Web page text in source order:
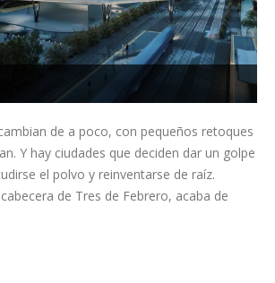
de a poco, con pequeños retoques
Y hay ciudades que deciden dar un golpe
el polvo y reinventarse de raíz.
de Tres de Febrero, acaba de